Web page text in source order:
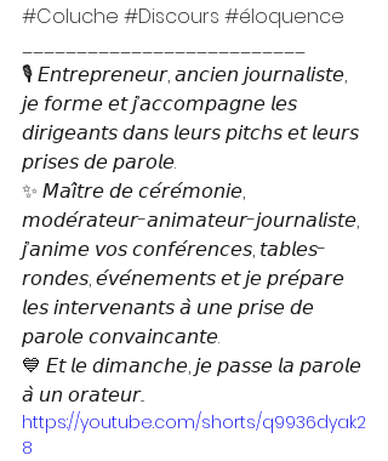
#Coluche #Discours #éloquence
__________________________
🎙️ 𝘌𝘯𝘵𝘳𝘦𝘱𝘳𝘦𝘯𝘦𝘶𝘳, 𝘢𝘯𝘤𝘪𝘦𝘯 𝘫𝘰𝘶𝘳𝘯𝘢𝘭𝘪𝘴𝘵𝘦,
𝘫𝘦 𝘧𝘰𝘳𝘮𝘦 𝘦𝘵 𝘫’𝘢𝘤𝘤𝘰𝘮𝘱𝘢𝘨𝘯𝘦 𝘭𝘦𝘴
𝘥𝘪𝘳𝘪𝘨𝘦𝘢𝘯𝘵𝘴 𝘥𝘢𝘯𝘴 𝘭𝘦𝘶𝘳𝘴 𝘱𝘪𝘵𝘤𝘩𝘴 𝘦𝘵 𝘭𝘦𝘶𝘳𝘴
𝘱𝘳𝘪𝘴𝘦𝘴 𝘥𝘦 𝘱𝘢𝘳𝘰𝘭𝘦.
✨ 𝘔𝘢𝘪̂𝘵𝘳𝘦 𝘥𝘦 𝘤𝘦́𝘳𝘦́𝘮𝘰𝘯𝘪𝘦,
𝘮𝘰𝘥𝘦́𝘳𝘢𝘵𝘦𝘶𝘳-𝘢𝘯𝘪𝘮𝘢𝘵𝘦𝘶𝘳-𝘫𝘰𝘶𝘳𝘯𝘢𝘭𝘪𝘴𝘵𝘦,
𝘫’𝘢𝘯𝘪𝘮𝘦 𝘷𝘰𝘴 𝘤𝘰𝘯𝘧𝘦́𝘳𝘦𝘯𝘤𝘦𝘴, 𝘵𝘢𝘣𝘭𝘦𝘴-
𝘳𝘰𝘯𝘥𝘦𝘴, 𝘦́𝘷𝘦́𝘯𝘦𝘮𝘦𝘯𝘵𝘴 𝘦𝘵 𝘫𝘦 𝘱𝘳𝘦́𝘱𝘢𝘳𝘦
𝘭𝘦𝘴 𝘪𝘯𝘵𝘦𝘳𝘷𝘦𝘯𝘢𝘯𝘵𝘴 𝘢̀ 𝘶𝘯𝘦 𝘱𝘳𝘪𝘴𝘦 𝘥𝘦
𝘱𝘢𝘳𝘰𝘭𝘦 𝘤𝘰𝘯𝘷𝘢𝘪𝘯𝘤𝘢𝘯𝘵𝘦.
💙 𝘌𝘵 𝘭𝘦 𝘥𝘪𝘮𝘢𝘯𝘤𝘩𝘦, 𝘫𝘦 𝘱𝘢𝘴𝘴𝘦 𝘭𝘢 𝘱𝘢𝘳𝘰𝘭𝘦
𝘢̀ 𝘶𝘯 𝘰𝘳𝘢𝘵𝘦𝘶𝘳...
https://youtube.com/shorts/q9936dyak2
8